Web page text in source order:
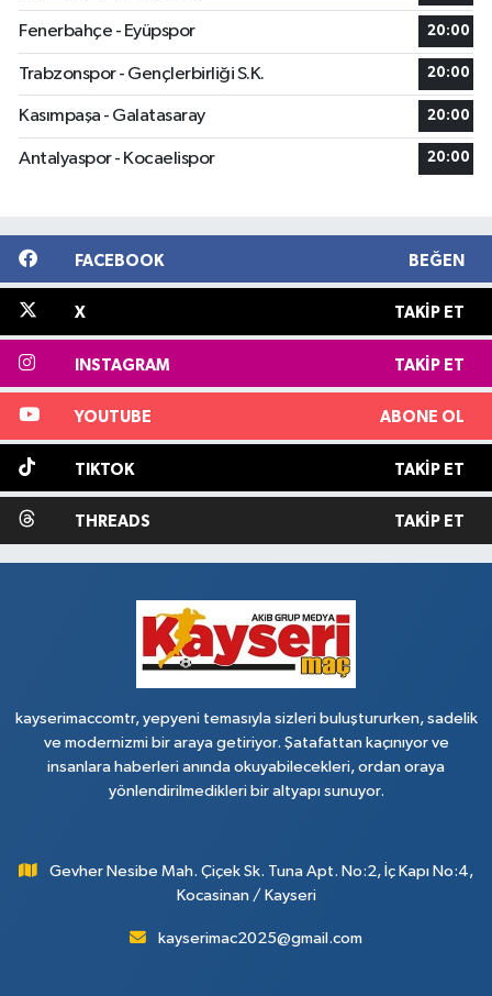
Fenerbahçe - Eyüpspor 20:00
Trabzonspor - Gençlerbirliği S.K. 20:00
Kasımpaşa - Galatasaray 20:00
Antalyaspor - Kocaelispor 20:00
FACEBOOK BEĞEN
X TAKIP ET
INSTAGRAM TAKIP ET
YOUTUBE ABONE OL
TIKTOK TAKIP ET
THREADS TAKIP ET
kayserimaccomtr, yepyeni temasıyla sizleri buluştururken, sadelik
ve modernizmi bir araya getiriyor. Şatafattan kaçınıyor ve
insanlara haberleri anında okuyabilecekleri, ordan oraya
yönlendirilmedikleri bir altyapı sunuyor.
Gevher Nesibe Mah. Çiçek Sk. Tuna Apt. No:2, İç Kapı No:4,
Kocasinan / Kayseri
kayserimac2025@gmail.com